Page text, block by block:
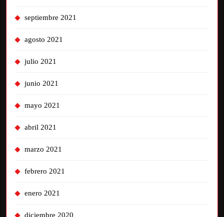
septiembre 2021
agosto 2021
julio 2021
junio 2021
mayo 2021
abril 2021
marzo 2021
febrero 2021
enero 2021
diciembre 2020